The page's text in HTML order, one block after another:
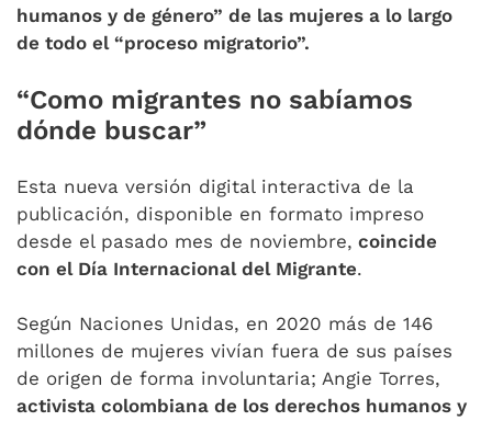
humanos y de género” de las mujeres a lo largo
de todo el “proceso migratorio”.
“Como migrantes no sabíamos
dónde buscar”
Esta nueva versión digital interactiva de la
publicación, disponible en formato impreso
desde el pasado mes de noviembre, coincide
con el Día Internacional del Migrante.
Según Naciones Unidas, en 2020 más de 146
millones de mujeres vivían fuera de sus países
de origen de forma involuntaria; Angie Torres,
activista colombiana de los derechos humanos y